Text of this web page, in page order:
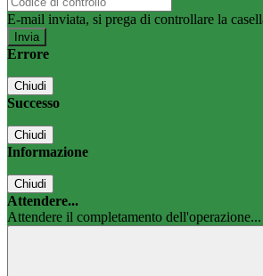
E-mail inviata, si prega di controllare la
Errore
Chiudi
Successo
Chiudi
Informazione
Chiudi
Attendere...
Attendere il completamento dell'operazione...